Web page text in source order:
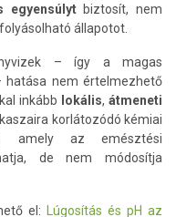
egyensúlyt biztosít, nem
állapotot.
– így a magas
hatása nem értelmezhető
inkább lokális, átmeneti
korlátozódó kémiai
amely az emésztési
de nem módosítja
el: Lúgosítás és pH az